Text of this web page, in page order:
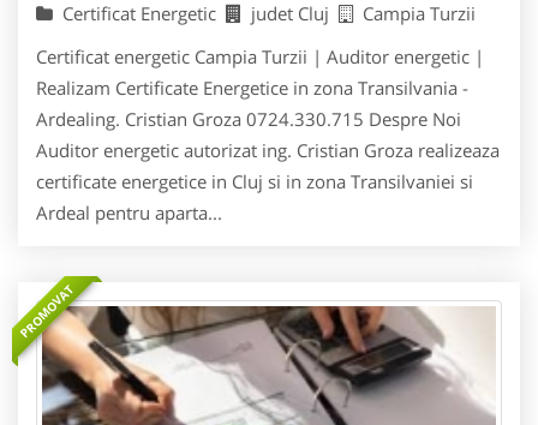
Certificat Energetic judet Cluj
Campia Turzii
Certificat energetic Campia Turzii | Auditor energetic |
Realizam Certificate Energetice in zona Transilvania -
Ardealing. Cristian Groza 0724.330.715 Despre Noi
Auditor energetic autorizat ing. Cristian Groza realizeaza
certificate energetice in Cluj si in zona Transilvaniei si
Ardeal pentru aparta...
PROMOVAT